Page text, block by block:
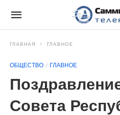
ГЛАВНАЯ ГЛАВНОЕ
ОБЩЕСТВО ГЛАВНОЕ
Совета